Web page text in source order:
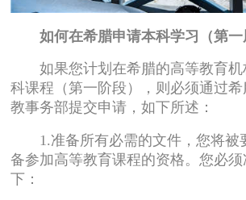
如何在希腊申请本科学习（第一
如果您计划在希腊的高等教育机
科课程（第一阶段），则必须通过
教事务部提交申请，如下所述：
1.准备所有必需的文件，您将被
备参加高等教育课程的资格。您必
下：